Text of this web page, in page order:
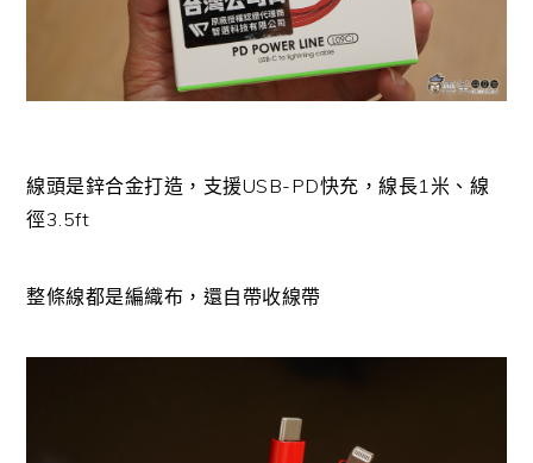
線頭是鋅合金打造，支援USB-PD快充，線長1米、線
徑3.5ft
整條線都是編織布，還自帶收線帶